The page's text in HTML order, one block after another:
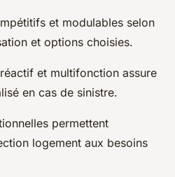
et modulables selon
et options choisies.
et multifonction assure
en cas de sinistre.
permettent
logement aux besoins